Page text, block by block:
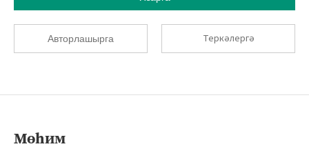
Авторлашырга Теркәлергә
Мөһим